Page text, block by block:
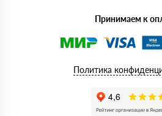
Принимаем к
Политика